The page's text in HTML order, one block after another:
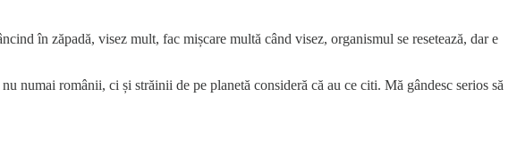
în zăpadă, visez mult, fac mișcare multă când visez, organismul se resetează, dar e
numai românii, ci și străinii de pe planetă consideră că au ce citi. Mă gândesc serios să